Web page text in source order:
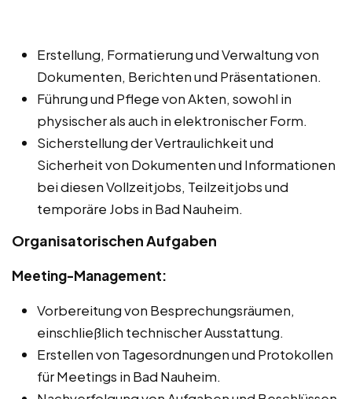
Erstellung, Formatierung und Verwaltung von
Dokumenten, Berichten und Präsentationen.
Führung und Pflege von Akten, sowohl in
physischer als auch in elektronischer Form.
Sicherstellung der Vertraulichkeit und
Sicherheit von Dokumenten und Informationen
bei diesen Vollzeitjobs, Teilzeitjobs und
temporäre Jobs in Bad Nauheim.
Organisatorischen Aufgaben
Meeting-Management:
Vorbereitung von Besprechungsräumen,
einschließlich technischer Ausstattung.
Erstellen von Tagesordnungen und Protokollen
für Meetings in Bad Nauheim.